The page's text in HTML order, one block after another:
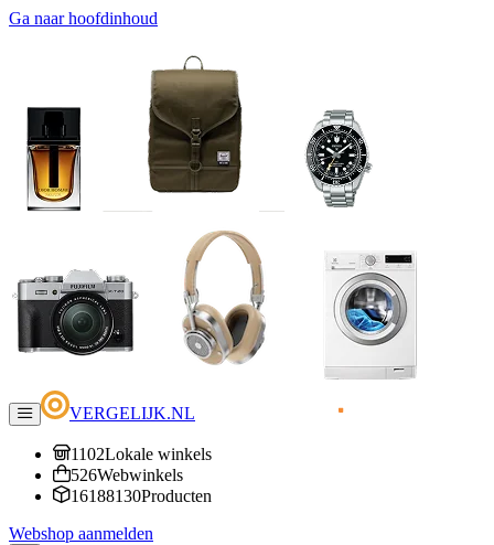
Ga naar hoofdinhoud
VERGELIJK.NL
1102Lokale winkels
526Webwinkels
16188130Producten
Webshop aanmelden